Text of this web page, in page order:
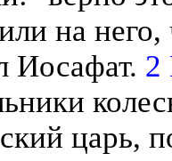
на
Иосафат. 2
царь,